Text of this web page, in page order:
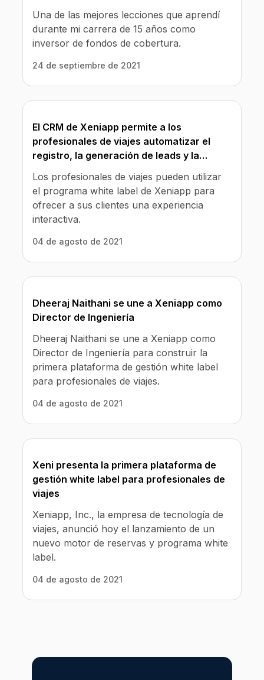
Una de las mejores lecciones que aprendí
durante mi carrera de 15 años como
inversor de fondos de cobertura.
24 de septiembre de 2021
El CRM de Xeniapp permite a los
profesionales de viajes automatizar el
registro, la generación de leads y la
Los profesionales de viajes pueden utilizar
el programa white label de Xeniapp para
ofrecer a sus clientes una experiencia
interactiva.
04 de agosto de 2021
Dheeraj Naithani se une a Xeniapp como
Director de Ingeniería
Dheeraj Naithani se une a Xeniapp como
Director de Ingeniería para construir la
primera plataforma de gestión white label
para profesionales de viajes.
04 de agosto de 2021
Xeni presenta la primera plataforma de
gestión white label para profesionales de
viajes
Xeniapp, Inc., la empresa de tecnología de
viajes, anunció hoy el lanzamiento de un
nuevo motor de reservas y programa white
label.
04 de agosto de 2021